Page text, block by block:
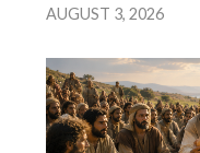
AUGUST 3, 2026